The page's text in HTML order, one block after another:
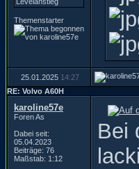
Themenstarter
25.01.2025 14:27
RE: Volvo A60H
karoline57e
Foren As
Dabei seit:
05.04.2023
Beiträge: 76
Maßstab: 1:12
Bei